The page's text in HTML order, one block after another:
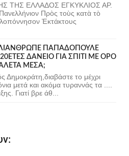
ΤΗΣ ΕΛΛΑΔΟΣ ΕΓΚΥΚΛΙΟΣ ΑΡ.
Πρὸς τοὺς κατὰ τὸ
Ἐκτάκτους
ΠΑΠΑΔΟΠΟΥΛΕ
ΔΑΝΕΙΟ ΓΙΑ ΣΠΙΤΙ ΜΕ ΟΡΟ
ΜΕΣΑ;
Δημοκράτη,διαβάστε το μέχρι
μετά και ακόμα τυραννάς τα ....
Γιατί βρε άθ...